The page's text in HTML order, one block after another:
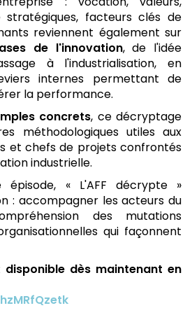
stratégiques, facteurs clés de
reviennent également sur
de l'innovation, de l'idée
à l'industrialisation, en
internes permettant de
la performance.
concrets, ce décryptage
méthodologiques utiles aux
et chefs de projets confrontés
industrielle.
« L'AFF décrypte »
: accompagner les acteurs du
des mutations
qui façonnent
dès maintenant en